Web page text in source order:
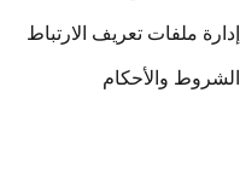
إدارة ملفات تعريف الارتباط
الشروط والأحكام